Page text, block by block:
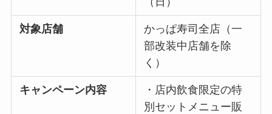
対象店舗
かっぱ寿司全店（一
部改装中店舗を除
く）
キャンペーン内容
・店内飲食限定の特
別セットメニュー販